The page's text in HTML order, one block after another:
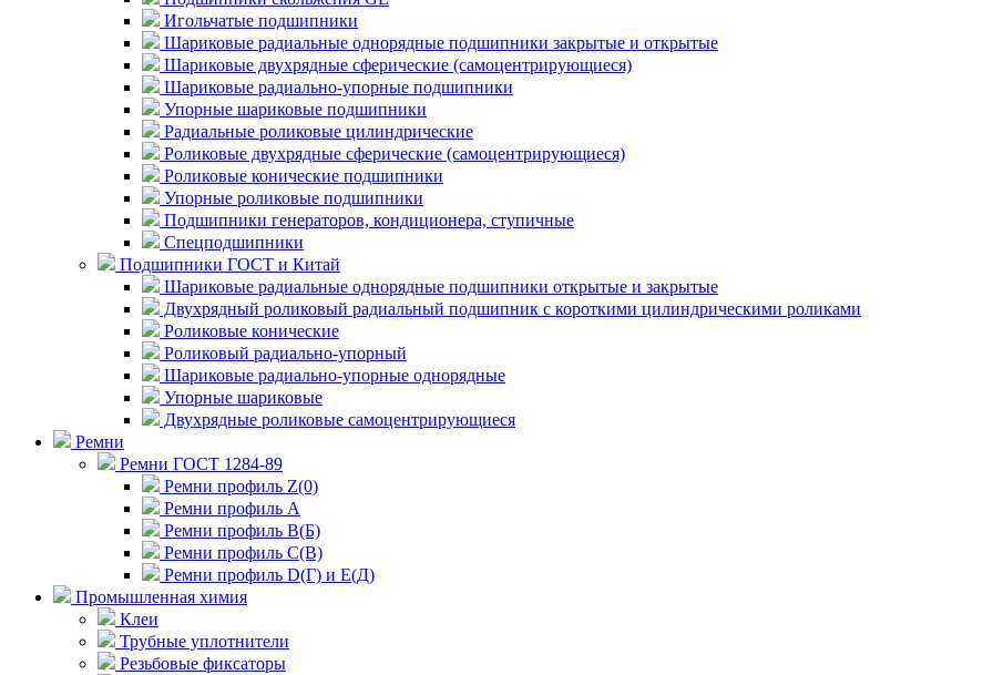
Игольчатые подшипники
Шариковые радиальные однорядные подшипники закрытые и открытые
Шариковые двухрядные сферические (самоцентрирующиеся)
Шариковые радиально-упорные подшипники
Упорные шариковые подшипники
Радиальные роликовые цилиндрические
Роликовые двухрядные сферические (самоцентрирующиеся)
Роликовые конические подшипники
Упорные роликовые подшипники
Подшипники генераторов, кондиционера, ступичные
Спецподшипники
Подшипники ГОСТ и Китай
Шариковые радиальные однорядные подшипники открытые и закрытые
Двухрядный роликовый радиальный подшипник с короткими цилиндрическими роликами
Роликовые конические
Роликовый радиально-упорный
Шариковые радиально-упорные однорядные
Упорные шариковые
Двухрядные роликовые самоцентрирующиеся
Ремни
Ремни ГОСТ 1284-89
Ремни профиль Z(0)
Ремни профиль А
Ремни профиль В(Б)
Ремни профиль С(В)
Ремни профиль D(Г) и E(Д)
Промышленная химия
Клеи
Трубные уплотнители
Резьбовые фиксаторы